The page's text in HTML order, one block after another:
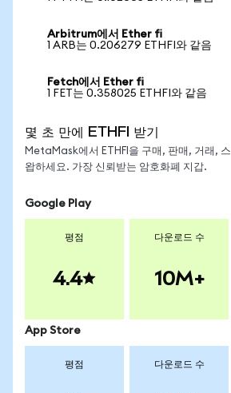
Arbitrum에서 Ether fi
1 ARB는 0.206279 ETHFI와 같음
Fetch에서 Ether fi
1 FET는 0.358025 ETHFI와 같음
몇 초 만에 ETHFI 받기
MetaMask에서 ETHFI을 구매, 판매, 거래, 스
왑하세요. 가장 신뢰받는 암호화폐 지갑.
Google Play
평점
4.4
다운로드 수
10M+
App Store
평점 다운로드 수